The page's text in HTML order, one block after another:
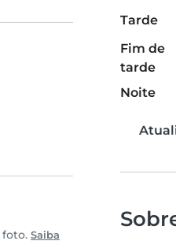
Saiba
Tarde
Fim de
tarde
Noite